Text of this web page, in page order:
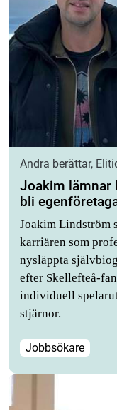
Andra berättar,
Joakim lämnar
bli
Joakim Lindström
karriären som
nysläppta
efter Skellefteå-
individuell
stjärnor.
Jobbsökare